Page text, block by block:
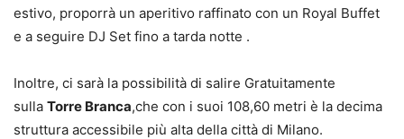
estivo, proporrà un aperitivo raffinato con un Royal Buffet
e a seguire DJ Set fino a tarda notte .
Inoltre, ci sarà la possibilità di salire Gratuitamente
sulla Torre Branca,che con i suoi 108,60 metri è la decima
struttura accessibile più alta della città di Milano.